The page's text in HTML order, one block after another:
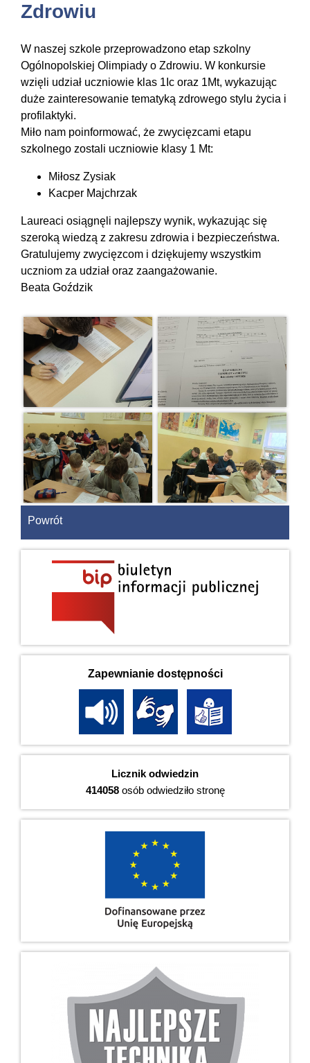
Zdrowiu
W naszej szkole przeprowadzono etap szkolny
Ogólnopolskiej Olimpiady o Zdrowiu. W konkursie
wzięli udział uczniowie klas 1Ic oraz 1Mt, wykazując
duże zainteresowanie tematyką zdrowego stylu życia i
profilaktyki.
Miło nam poinformować, że zwycięzcami etapu
szkolnego zostali uczniowie klasy 1 Mt:
Miłosz Zysiak
Kacper Majchrzak
Laureaci osiągnęli najlepszy wynik, wykazując się
szeroką wiedzą z zakresu zdrowia i bezpieczeństwa.
Gratulujemy zwycięzcom i dziękujemy wszystkim
uczniom za udział oraz zaangażowanie.
Beata Goździk
Powrót
Zapewnianie dostępności
Licznik odwiedzin
414058osób odwiedziło stronę